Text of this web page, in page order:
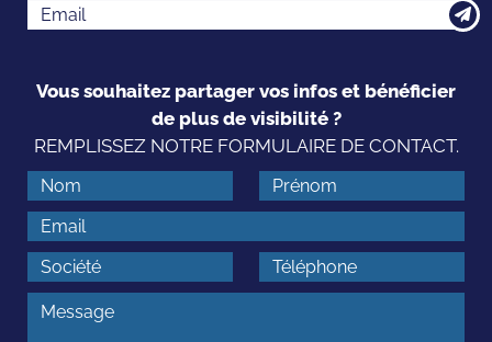
Vous souhaitez partager vos infos et bénéficier
de plus de visibilité ?
REMPLISSEZ NOTRE FORMULAIRE DE CONTACT.